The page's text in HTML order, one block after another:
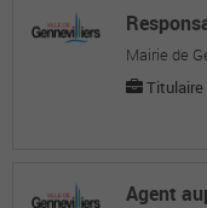
Mairie de
Titulaire
Agent